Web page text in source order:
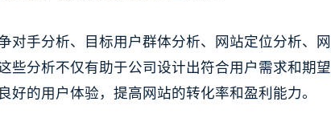
对手分析、目标用户群体分析、网站定位分析、网
些分析不仅有助于公司设计出符合用户需求和期望
的用户体验，提高网站的转化率和盈利能力。